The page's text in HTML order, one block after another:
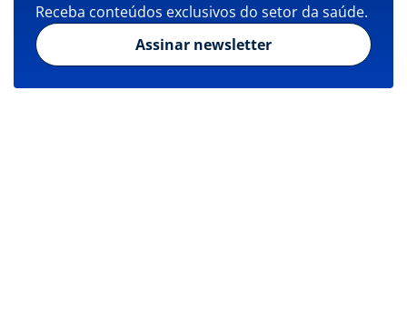
Receba conteúdos exclusivos do setor da saúde.
Assinar newsletter